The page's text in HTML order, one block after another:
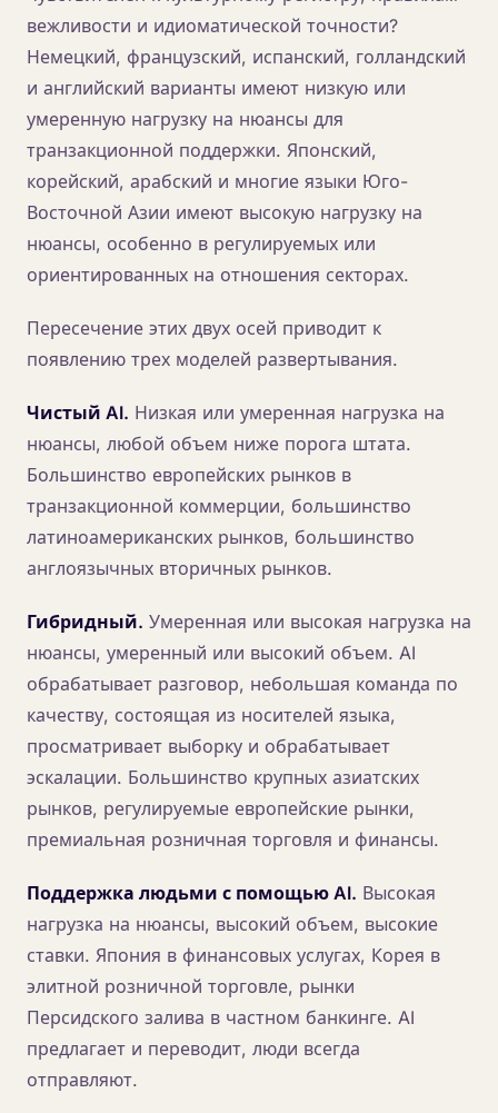
вежливости и идиоматической точности?
Немецкий, французский, испанский, голландский
и английский варианты имеют низкую или
умеренную нагрузку на нюансы для
транзакционной поддержки. Японский,
корейский, арабский и многие языки Юго-
Восточной Азии имеют высокую нагрузку на
нюансы, особенно в регулируемых или
ориентированных на отношения секторах.
Пересечение этих двух осей приводит к
появлению трех моделей развертывания.
Чистый AI. Низкая или умеренная нагрузка на
нюансы, любой объем ниже порога штата.
Большинство европейских рынков в
транзакционной коммерции, большинство
латиноамериканских рынков, большинство
англоязычных вторичных рынков.
Гибридный. Умеренная или высокая нагрузка на
нюансы, умеренный или высокий объем. AI
обрабатывает разговор, небольшая команда по
качеству, состоящая из носителей языка,
просматривает выборку и обрабатывает
эскалации. Большинство крупных азиатских
рынков, регулируемые европейские рынки,
премиальная розничная торговля и финансы.
Поддержка людьми с помощью AI. Высокая
нагрузка на нюансы, высокий объем, высокие
ставки. Япония в финансовых услугах, Корея в
элитной розничной торговле, рынки
Персидского залива в частном банкинге. AI
предлагает и переводит, люди всегда
отправляют.